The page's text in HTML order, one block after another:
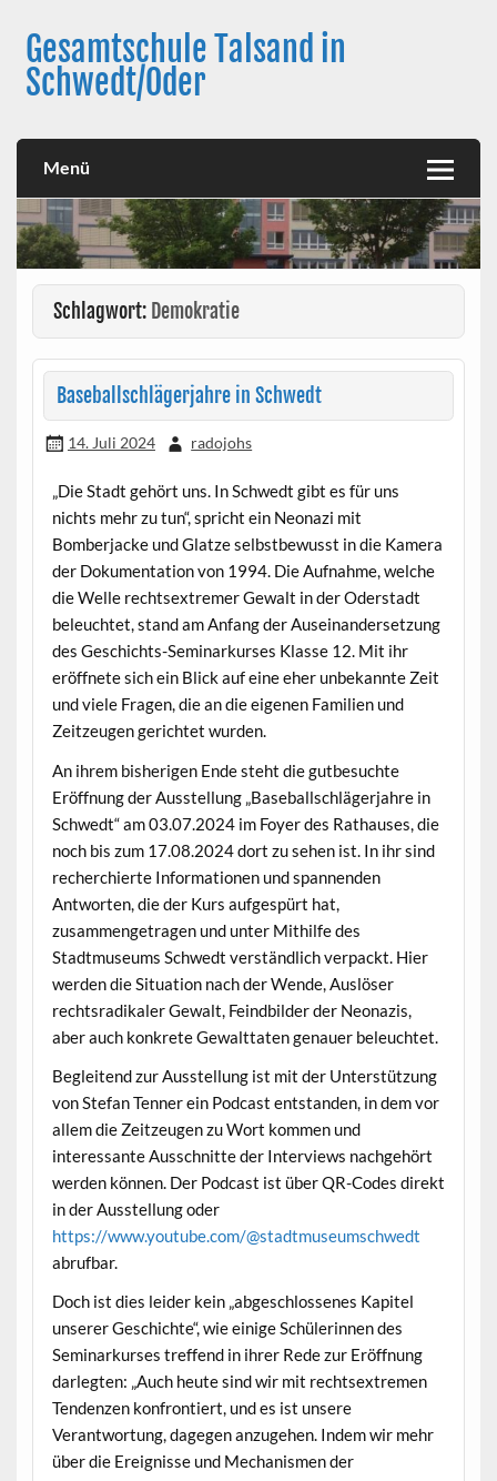
contentGesamtschule Talsand in
Schwedt/Oder
Menü
Schlagwort: Demokratie
Baseballschlägerjahre in Schwedt
14. Juli 2024 radojohs
„Die Stadt gehört uns. In Schwedt gibt es für uns
nichts mehr zu tun“, spricht ein Neonazi mit
Bomberjacke und Glatze selbstbewusst in die Kamera
der Dokumentation von 1994. Die Aufnahme, welche
die Welle rechtsextremer Gewalt in der Oderstadt
beleuchtet, stand am Anfang der Auseinandersetzung
des Geschichts-Seminarkurses Klasse 12. Mit ihr
eröffnete sich ein Blick auf eine eher unbekannte Zeit
und viele Fragen, die an die eigenen Familien und
Zeitzeugen gerichtet wurden.
An ihrem bisherigen Ende steht die gutbesuchte
Eröffnung der Ausstellung „Baseballschlägerjahre in
Schwedt“ am 03.07.2024 im Foyer des Rathauses, die
noch bis zum 17.08.2024 dort zu sehen ist. In ihr sind
recherchierte Informationen und spannenden
Antworten, die der Kurs aufgespürt hat,
zusammengetragen und unter Mithilfe des
Stadtmuseums Schwedt verständlich verpackt. Hier
werden die Situation nach der Wende, Auslöser
rechtsradikaler Gewalt, Feindbilder der Neonazis,
aber auch konkrete Gewalttaten genauer beleuchtet.
Begleitend zur Ausstellung ist mit der Unterstützung
von Stefan Tenner ein Podcast entstanden, in dem vor
allem die Zeitzeugen zu Wort kommen und
interessante Ausschnitte der Interviews nachgehört
werden können. Der Podcast ist über QR-Codes direkt
in der Ausstellung oder
https://www.youtube.com/@stadtmuseumschwedt
abrufbar.
Doch ist dies leider kein „abgeschlossenes Kapitel
unserer Geschichte“, wie einige Schülerinnen des
Seminarkurses treffend in ihrer Rede zur Eröffnung
darlegten: „Auch heute sind wir mit rechtsextremen
Tendenzen konfrontiert, und es ist unsere
Verantwortung, dagegen anzugehen. Indem wir mehr
über die Ereignisse und Mechanismen der